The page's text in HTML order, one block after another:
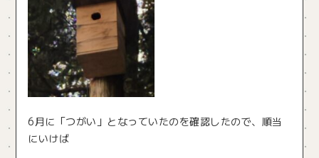
6月に「つがい」となっていたのを確認したので、順当
にいけば